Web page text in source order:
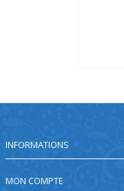
INFORMATIONS
MON COMPTE